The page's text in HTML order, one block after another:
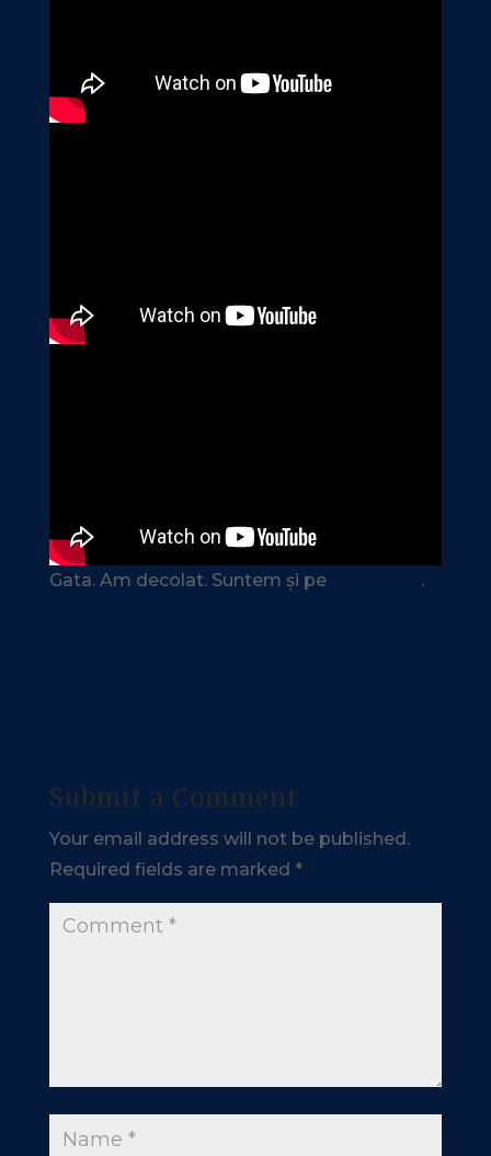
Gata. Am decolat. Suntem și pe .
Submit a Comment
Your email address will not be published.
Required fields are marked *